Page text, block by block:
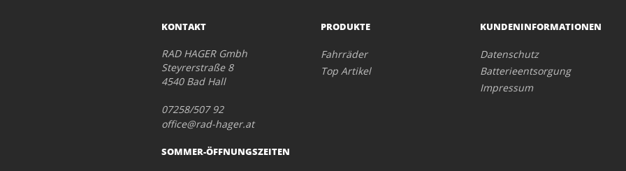
KONTAKT
RAD HAGER Gmbh
Steyrerstraße 8
4540 Bad Hall
07258/507 92
office@rad-hager.at
SOMMER-ÖFFNUNGSZEITEN
PRODUKTE
Fahrräder
Top Artikel
KUNDENINFORMATIONEN
Datenschutz
Batterieentsorgung
Impressum